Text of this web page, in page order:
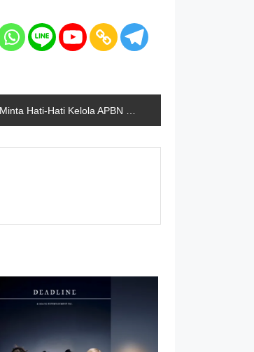
Minta Hati-Hati Kelola APBN Dan Kepercayaan Pasar, SBY Sentil Siapa?